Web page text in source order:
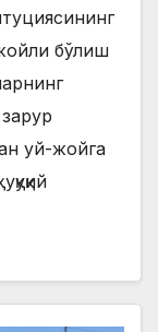
бўлиш
уй-жойга